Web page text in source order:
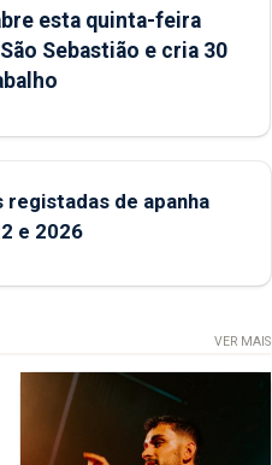
esta quinta-feira
Sebastião e cria 30
de apanha
e 2026
VER MAIS